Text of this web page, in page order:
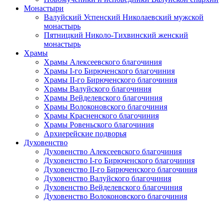
Монастыри
Валуйский Успенский Николаевский мужской
монастырь
Пятницкий Николо-Тихвинский женский
монастырь
Храмы
Храмы Алексеевского благочиния
Храмы I-го Бирюченского благочиния
Храмы II-го Бирюченского благочиния
Храмы Валуйского благочиния
Храмы Вейделевского благочиния
Храмы Волоконовского благочиния
Храмы Красненского благочиния
Храмы Ровеньского благочиния
Архиерейские подворья
Духовенство
Духовенство Алексеевского благочиния
Духовенство I-го Бирюченского благочиния
Духовенство II-го Бирюченского благочиния
Духовенство Валуйского благочиния
Духовенство Вейделевского благочиния
Духовенство Волоконовского благочиния